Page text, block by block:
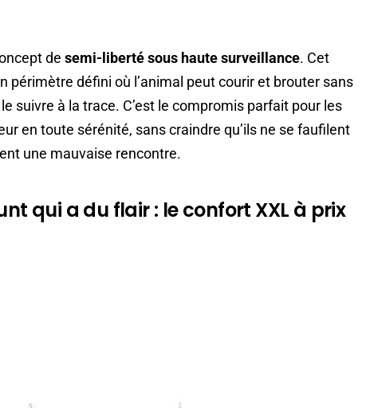
de semi-liberté sous haute surveillance. Cet
périmètre défini où l’animal peut courir et brouter sans
suivre à la trace. C’est le compromis parfait pour les
en toute sérénité, sans craindre qu’ils ne se faufilent
une mauvaise rencontre.
qui a du flair : le confort XXL à prix